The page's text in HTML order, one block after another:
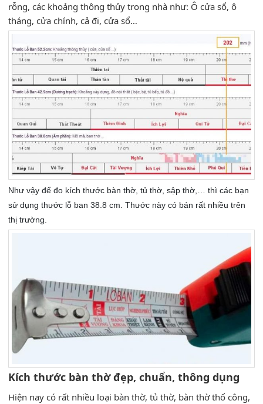
rỗng, các khoảng thông thủy trong nhà như: Ô cửa sổ, ô
tháng, cửa chính, cả đi, cửa sổ…
Như vậy để đo kích thước bàn thờ, tủ thờ, sập thờ,… thì các bạn
sử dụng thước lỗ ban 38.8 cm. Thước này có bán rất nhiều trên
thị trường.
Kích thước bàn thờ đẹp, chuẩn, thông dụng
Hiện nay có rất nhiều loại bàn thờ, tủ thờ, bàn thờ thổ công,